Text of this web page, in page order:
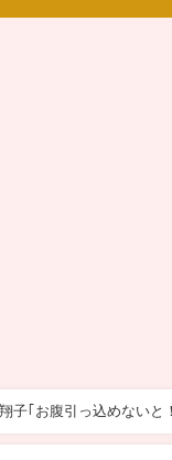
子｢お腹引っ込めないと